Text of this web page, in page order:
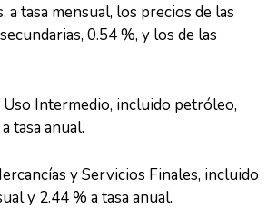
tasa mensual, los precios de las
0.54 %, y los de las
Intermedio, incluido petróleo,
tasa anual.
y Servicios Finales, incluido
y 2.44 % a tasa anual.